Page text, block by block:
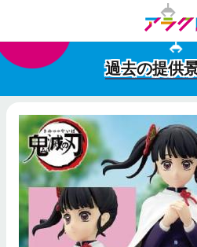
過去の提供